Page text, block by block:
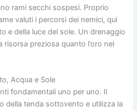
rami secchi sospesi. Proprio
valuti i percorsi dei nemici, qui
e della luce del sole. Un drenaggio
risorsa preziosa quanto l’oro nel
Acqua e Sole
fondamentali uno per uno. Il
della tenda sottovento e utilizza la